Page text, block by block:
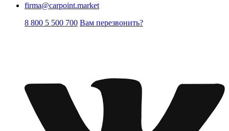
firma@carpoint.market
8 800 5 500 700 Вам перезвонить?